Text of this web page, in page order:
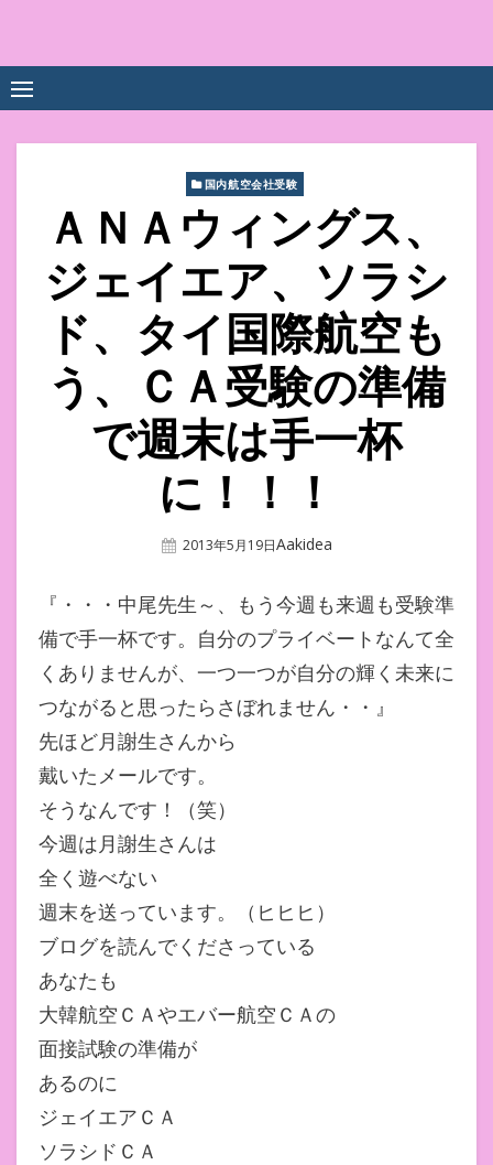
content
数UPｽｸｰﾙ
国内航空会社受験
ＡＮＡウィングス、
ジェイエア、ソラシ
ド、タイ国際航空も
う、ＣＡ受験の準備
で週末は手一杯
に！！！
Posted
2013年5月19日Author
Aakidea
『・・・中尾先生～、もう今週も来週も受験準
備で手一杯です。自分のプライベートなんて全
くありませんが、一つ一つが自分の輝く未来に
つながると思ったらさぼれません・・』
先ほど月謝生さんから
戴いたメールです。
そうなんです！（笑）
今週は月謝生さんは
全く遊べない
週末を送っています。（ヒヒヒ）
ブログを読んでくださっている
あなたも
大韓航空ＣＡやエバー航空ＣＡの
面接試験の準備が
あるのに
ジェイエアＣＡ
ソラシドＣＡ